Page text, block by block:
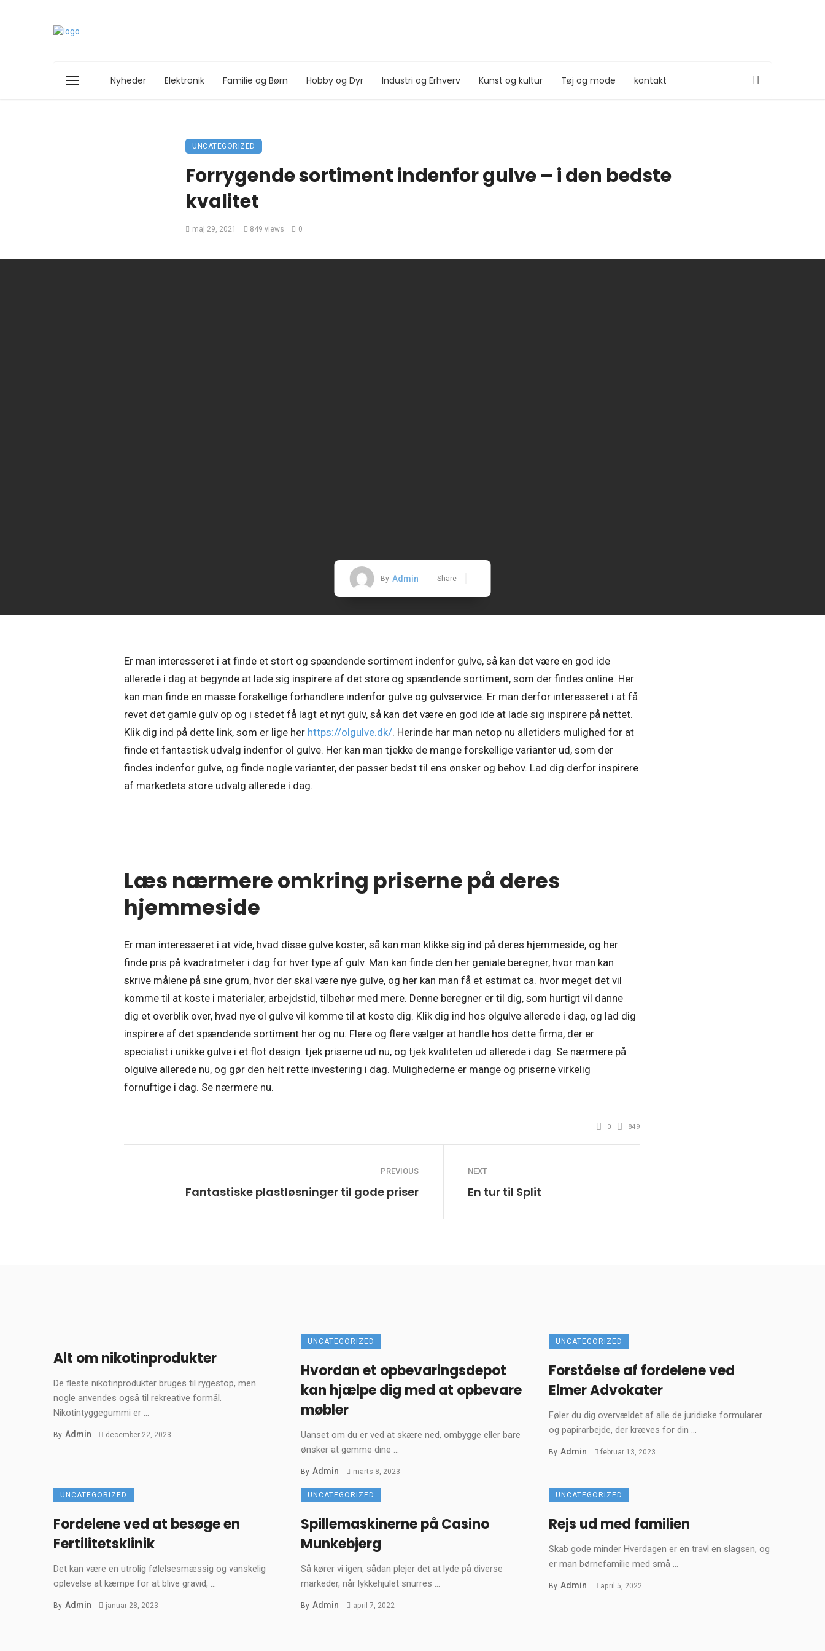
Nyheder Elektronik Familie og Børn Hobby og Dyr Industri og Erhverv Kunst og kultur Tøj og mode kontakt
UNCATEGORIZED
Forrygende sortiment indenfor gulve – i den bedste
kvalitet
maj 29, 2021 849 views 0
By Admin Share
Er man interesseret i at finde et stort og spændende sortiment indenfor gulve, så kan det være en god ide
allerede i dag at begynde at lade sig inspirere af det store og spændende sortiment, som der findes online. Her
kan man finde en masse forskellige forhandlere indenfor gulve og gulvservice. Er man derfor interesseret i at få
revet det gamle gulv op og i stedet få lagt et nyt gulv, så kan det være en god ide at lade sig inspirere på nettet.
Klik dig ind på dette link, som er lige her https://olgulve.dk/. Herinde har man netop nu alletiders mulighed for at
finde et fantastisk udvalg indenfor ol gulve. Her kan man tjekke de mange forskellige varianter ud, som der
findes indenfor gulve, og finde nogle varianter, der passer bedst til ens ønsker og behov. Lad dig derfor inspirere
af markedets store udvalg allerede i dag.
Læs nærmere omkring priserne på deres
hjemmeside
Er man interesseret i at vide, hvad disse gulve koster, så kan man klikke sig ind på deres hjemmeside, og her
finde pris på kvadratmeter i dag for hver type af gulv. Man kan finde den her geniale beregner, hvor man kan
skrive målene på sine grum, hvor der skal være nye gulve, og her kan man få et estimat ca. hvor meget det vil
komme til at koste i materialer, arbejdstid, tilbehør med mere. Denne beregner er til dig, som hurtigt vil danne
dig et overblik over, hvad nye ol gulve vil komme til at koste dig. Klik dig ind hos olgulve allerede i dag, og lad dig
inspirere af det spændende sortiment her og nu. Flere og flere vælger at handle hos dette firma, der er
specialist i unikke gulve i et flot design. tjek priserne ud nu, og tjek kvaliteten ud allerede i dag. Se nærmere på
olgulve allerede nu, og gør den helt rette investering i dag. Mulighederne er mange og priserne virkelig
fornuftige i dag. Se nærmere nu.
0 849
PREVIOUS
Fantastiske plastløsninger til gode priser
NEXT
En tur til Split
Alt om nikotinprodukter
De fleste nikotinprodukter bruges til rygestop, men
nogle anvendes også til rekreative formål.
Nikotintyggegummi er ...
By Admin december 22, 2023
UNCATEGORIZED
Hvordan et opbevaringsdepot
kan hjælpe dig med at opbevare
møbler
Uanset om du er ved at skære ned, ombygge eller bare
ønsker at gemme dine ...
By Admin marts 8, 2023
UNCATEGORIZED
Forståelse af fordelene ved
Elmer Advokater
Føler du dig overvældet af alle de juridiske formularer
og papirarbejde, der kræves for din ...
By Admin februar 13, 2023
UNCATEGORIZED
Fordelene ved at besøge en
Fertilitetsklinik
Det kan være en utrolig følelsesmæssig og vanskelig
oplevelse at kæmpe for at blive gravid, ...
By Admin januar 28, 2023
UNCATEGORIZED
Spillemaskinerne på Casino
Munkebjerg
Så kører vi igen, sådan plejer det at lyde på diverse
markeder, når lykkehjulet snurres ...
By Admin april 7, 2022
UNCATEGORIZED
Rejs ud med familien
Skab gode minder Hverdagen er en travl en slagsen, og
er man børnefamilie med små ...
By Admin april 5, 2022